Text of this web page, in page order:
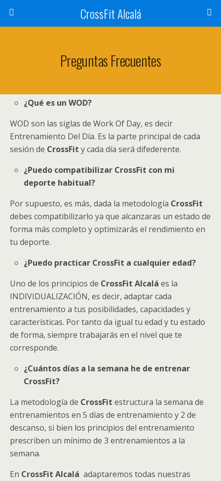
CrossFit Alcalá
Preguntas Frecuentes
¿Qué es un WOD?
WOD son las siglas de Work Of Day, es decir
Entrenamiento Del Día. Es la parte principal de cada
sesión de CrossFit y cada día será difederente.
¿Puedo compatibilizar CrossFit con mi
deporte habitual?
Por supuesto, es más, dada la metodología CrossFit
debes compatibilizarlo ya que alcanzaras un estado de
forma más completo y optimizarás el rendimiento en
tu deporte.
¿Puedo practicar CrossFit a cualquier edad?
Uno de los principios de CrossFit Alcalá es la
INDIVIDUALIZACIÓN, es decir, adaptar cada
entrenamiento a tus posibilidades, capacidades y
características. Por tanto da igual tu edad y tu estado
de forma, siempre trabajarás en el nivel que te
corresponde.
¿Cuántos días a la semana he de entrenar
CrossFit?
La metodología de CrossFit estructura la semana de
entrenamientos en 5 días de entrenamiento y 2 de
descanso, si bien los principios del entrenamiento
prescriben un mínimo de 3 entrenamientos a la
semana.
En CrossFit Alcalá adaptaremos todas nuestras